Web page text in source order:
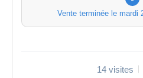
Vente terminée le mardi
14 visites